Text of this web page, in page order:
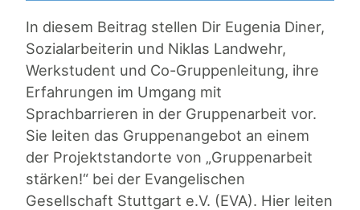
In diesem Beitrag stellen Dir Eugenia Diner,
Sozialarbeiterin und Niklas Landwehr,
Werkstudent und Co-Gruppenleitung, ihre
Erfahrungen im Umgang mit
Sprachbarrieren in der Gruppenarbeit vor.
Sie leiten das Gruppenangebot an einem
der Projektstandorte von „Gruppenarbeit
stärken!“ bei der Evangelischen
Gesellschaft Stuttgart e.V. (EVA). Hier leiten